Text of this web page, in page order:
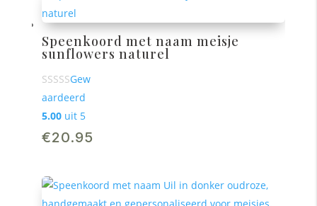
Speenkoord met naam meisje
sunflowers naturel
Gew
aardeerd
5.00uit 5
€20.95